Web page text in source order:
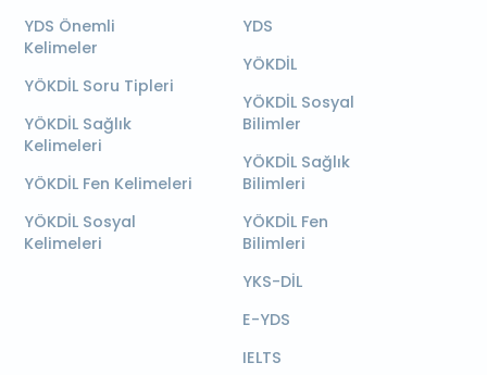
YDS Önemli
Kelimeler
YÖKDİL Soru Tipleri
YÖKDİL Sağlık
Kelimeleri
YÖKDİL Fen Kelimeleri
YÖKDİL Sosyal
Kelimeleri
YDS
YÖKDİL
YÖKDİL Sosyal
Bilimler
YÖKDİL Sağlık
Bilimleri
YÖKDİL Fen
Bilimleri
YKS-DİL
E-YDS
IELTS